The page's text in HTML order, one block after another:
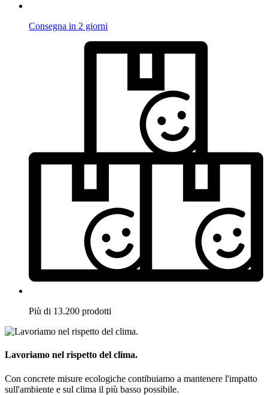
Consegna in 2 giorni
Più di 13.200 prodotti
Lavoriamo nel rispetto del clima.
Con concrete misure ecologiche contibuiamo a mantenere l'impatto
sull'ambiente e sul clima il più basso possibile.